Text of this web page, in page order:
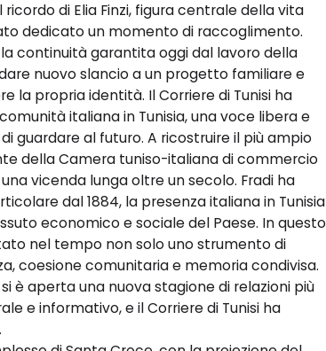
di Elia Finzi, figura centrale della vita
dedicato un momento di raccoglimento.
continuità garantita oggi dal lavoro della
nuovo slancio a un progetto familiare e
la propria identità. Il Corriere di Tunisi ha
italiana in Tunisia, una voce libera e
al futuro. A ricostruire il più ampio
della Camera tuniso-italiana di commercio
vicenda lunga oltre un secolo. Fradi ha
dal 1884, la presenza italiana in Tunisia
economico e sociale del Paese. In questo
nel tempo non solo uno strumento di
coesione comunitaria e memoria condivisa.
è aperta una nuova stagione di relazioni più
e informativo, e il Corriere di Tunisi ha